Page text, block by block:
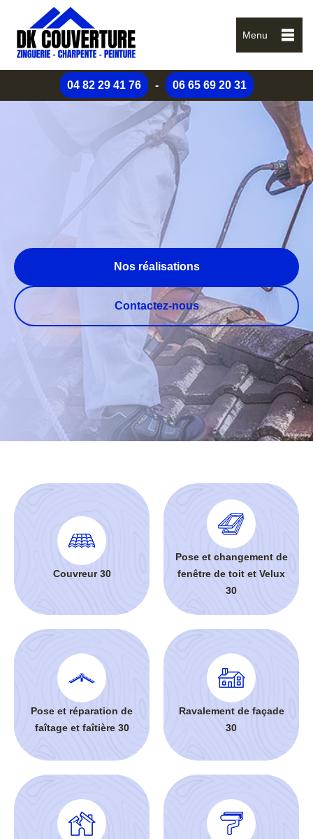
Menu
04 82 29 41 76 - 06 65 69 20 31
Nos réalisations
Contactez-nous
Couvreur 30
Pose et changement de
fenêtre de toit et Velux
30
Pose et réparation de
faîtage et faîtière 30
Ravalement de façade
30